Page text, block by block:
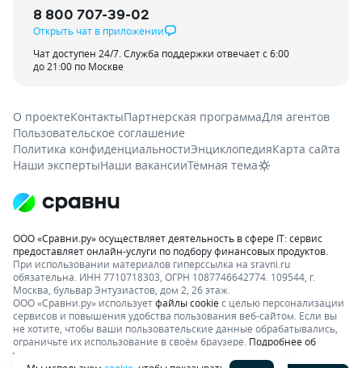
8 800 707-39-02
Открыть чат в приложении
Чат доступен 24/7. Служба поддержки отвечает с 6:00
до 21:00 по Москве
О проектеКонтактыПартнерская программаДля агентов
Пользовательское соглашение
Политика конфиденциальностиЭнциклопедияКарта сайта
Наши экспертыНаши вакансииТёмная тема
ООО «Сравни.ру» осуществляет деятельность в сфере IT: сервис
предоставляет онлайн-услуги по подбору финансовых продуктов.
При использовании материалов гиперссылка на sravni.ru
обязательна. ИНН 7710718303, ОГРН 1087746642774. 109544, г.
Москва, бульвар Энтузиастов, дом 2, 26 этаж.
ООО «Сравни.ру» используетфайлы cookieс целью персонализации
сервисов и повышения удобства пользования веб-сайтом. Если вы
не хотите, чтобы ваши пользовательские данные обрабатывались,
ограничьте их использование в своём браузере. Подробнее об
условиях.